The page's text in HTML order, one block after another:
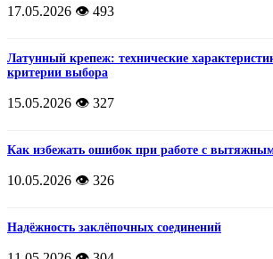
17.05.2026 👁️ 493
Латунный крепеж: технические
критерии выбора
15.05.2026 👁️ 327
Как избежать ошибок при работе с
10.05.2026 👁️ 326
Надёжность заклёпочных соединений